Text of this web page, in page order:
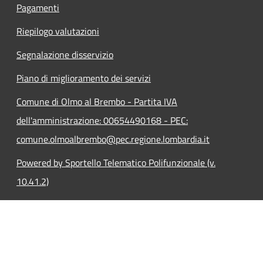
Pagamenti
Riepilogo valutazioni
Segnalazione disservizio
Piano di miglioramento dei servizi
Comune di Olmo al Brembo - Partita IVA
dell'amministrazione: 00654490168 - PEC:
comune.olmoalbrembo@pec.regione.lombardia.it
Powered by Sportello Telematico Polifunzionale (v.
10.41.2)